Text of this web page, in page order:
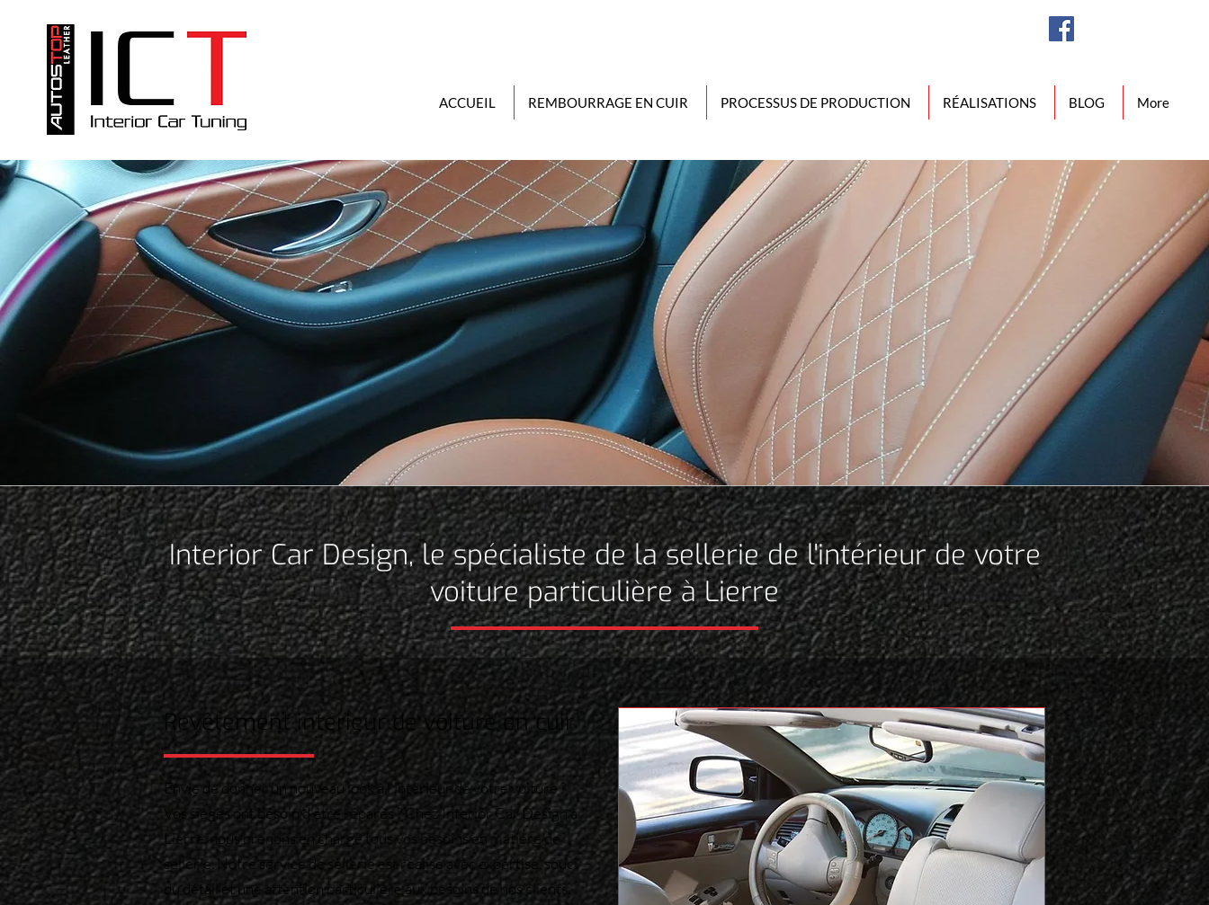
ACCUEIL REMBOURRAGE EN CUIR PROCESSUS DE PRODUCTION RÉALISATIONS BLOG More
Interior Car Design, le spécialiste de la sellerie de l'intérieur de votre
voiture particulière à Lierre
Revêtement intérieur de voiture en cuir
Envie de donner un nouveau look à l'intérieur de votre voiture ?
Vos sièges ont besoin d'être réparés ? Chez Interior Car Design à
Lierre, nous prenons en charge tous vos besoins en matière de
sellerie. Notre service de sellerie est réalisé avec expertise, souci
du détail et une attention particulière aux besoins de nos clients.